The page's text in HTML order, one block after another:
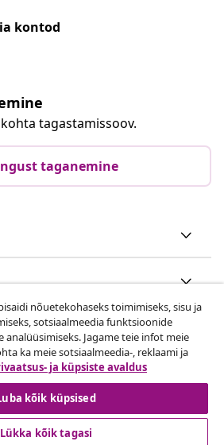
kontod
tagastamissoov.
taganemine
nõuetekohaseks toimimiseks, sisu ja
sotsiaalmeedia funktsioonide
analüüsimiseks. Jagame teie infot meie
ka meie sotsiaalmeedia-, reklaami ja
ja küpsiste avaldus
kõik küpsised
Lükka kõik tagasi